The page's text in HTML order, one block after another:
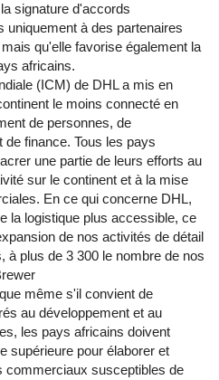
signature d'accords
à des partenaires
qu'elle favorise également la
africains.
(ICM) de DHL a mis en
le moins connecté en
de personnes, de
finance. Tous les pays
une partie de leurs efforts au
sur le continent et à la mise
En ce qui concerne DHL,
la logistique plus accessible, ce
de nos activités de détail
à plus de 3 300 le nombre de nos
même s'il convient de
au développement et au
les pays africains doivent
supérieure pour élaborer et
susceptibles de